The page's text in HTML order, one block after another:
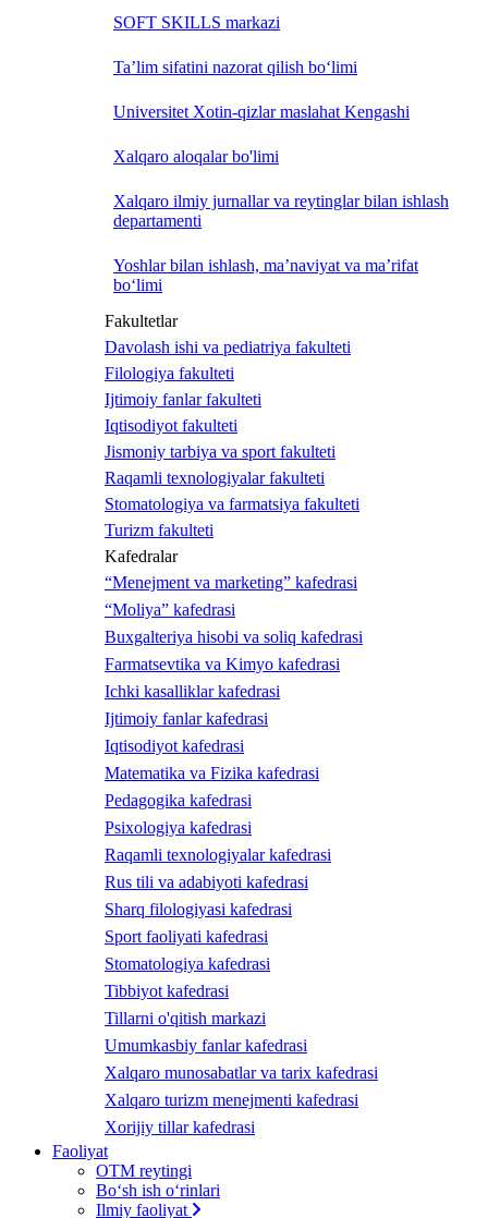
SOFT SKILLS markazi
Ta’lim sifatini nazorat qilish bo‘limi
Universitet Xotin-qizlar maslahat Kengashi
Xalqaro aloqalar bo'limi
Xalqaro ilmiy jurnallar va reytinglar bilan ishlash
departamenti
Yoshlar bilan ishlash, ma’naviyat va ma’rifat
bo‘limi
Fakultetlar
Davolash ishi va pediatriya fakulteti
Filologiya fakulteti
Ijtimoiy fanlar fakulteti
Iqtisodiyot fakulteti
Jismoniy tarbiya va sport fakulteti
Raqamli texnologiyalar fakulteti
Stomatologiya va farmatsiya fakulteti
Turizm fakulteti
Kafedralar
“Menejment va marketing” kafedrasi
“Moliya” kafedrasi
Buxgalteriya hisobi va soliq kafedrasi
Farmatsevtika va Kimyo kafedrasi
Ichki kasalliklar kafedrasi
Ijtimoiy fanlar kafedrasi
Iqtisodiyot kafedrasi
Matematika va Fizika kafedrasi
Pedagogika kafedrasi
Psixologiya kafedrasi
Raqamli texnologiyalar kafedrasi
Rus tili va adabiyoti kafedrasi
Sharq filologiyasi kafedrasi
Sport faoliyati kafedrasi
Stomatologiya kafedrasi
Tibbiyot kafedrasi
Tillarni o'qitish markazi
Umumkasbiy fanlar kafedrasi
Xalqaro munosabatlar va tarix kafedrasi
Xalqaro turizm menejmenti kafedrasi
Xorijiy tillar kafedrasi
Faoliyat
OTM reytingi
Bo‘sh ish o‘rinlari
Ilmiy faoliyat